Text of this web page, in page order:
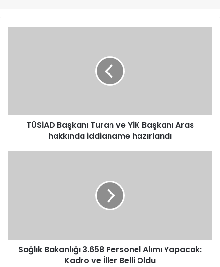
iddianame
hazırlandıTÜSİAD Başkanı Turan ve YİK Başkanı Aras
hakkında iddianame hazırlandı
İller
BelliSağlık Bakanlığı 3.658 Personel Alımı Yapacak:
Kadro ve İller Belli Oldu